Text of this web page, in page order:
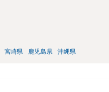
宮崎県 鹿児島県 沖縄県